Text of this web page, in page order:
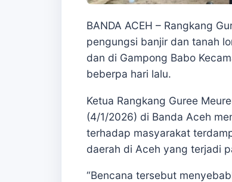
BANDA ACEH – Rangkang
pengungsi banjir dan tanah
dan di Gampong Babo
beberpa hari lalu.
Ketua Rangkang Guree
(4/1/2026) di Banda Aceh
terhadap masyarakat
daerah di Aceh yang terjadi
“Bencana tersebut